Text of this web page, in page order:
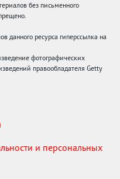
без письменного
данного ресурса гиперссылка на
фотографических
правообладателя Getty
и персональных